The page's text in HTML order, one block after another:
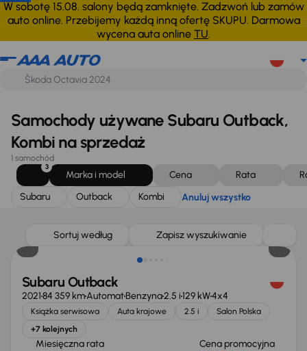
W sobotę 15.08. salony będą zamknięte. Zadzwoń lub zamów
auto online. Przebijemy każdą inną ofertę SKUPU. Darmowa
wycena auta online TU.
Subaru Outback Kombi Anuluj wszystko
Samochody używane Subaru Outback,
Kombi na sprzedaż
1 samochód
3
Marka i model Cena Rata
Subaru
Outback Kombi Anuluj wszystko
Sortuj według Zapisz wyszukiwanie
Taniej o 3 000 zł
Subaru Outback
202184 359 kmAutomatBenzyna2.5 i129 kW4x4
Książka serwisowa Auta krajowe 2.5 i
Salon Polska
+7 kolejnych
Miesięczna rata Cena promocyjna